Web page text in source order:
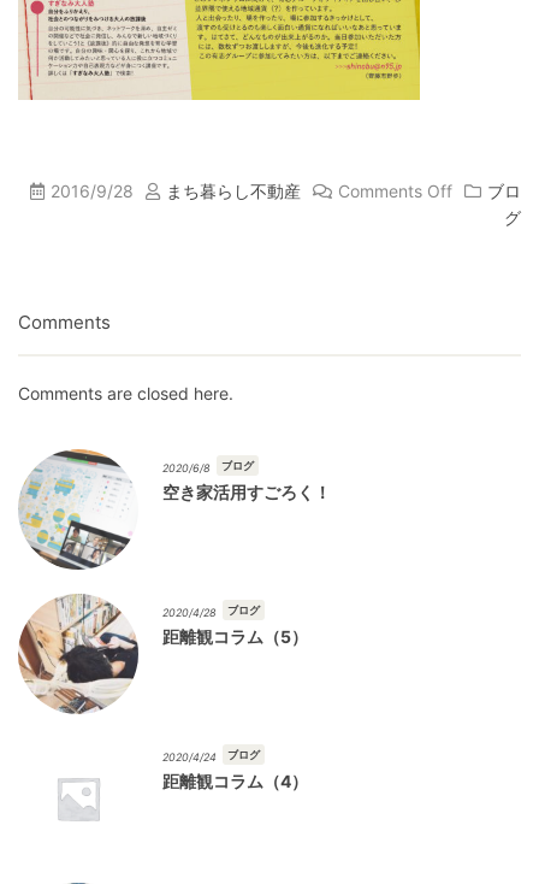
2016/9/28 まち暮らし不動産 Comments Off
ブロ
グ
Comments
Comments are closed here.
2020/6/8 ブログ
空き家活用すごろく！
2020/4/28 ブログ
距離観コラム（5）
2020/4/24 ブログ
距離観コラム（4）